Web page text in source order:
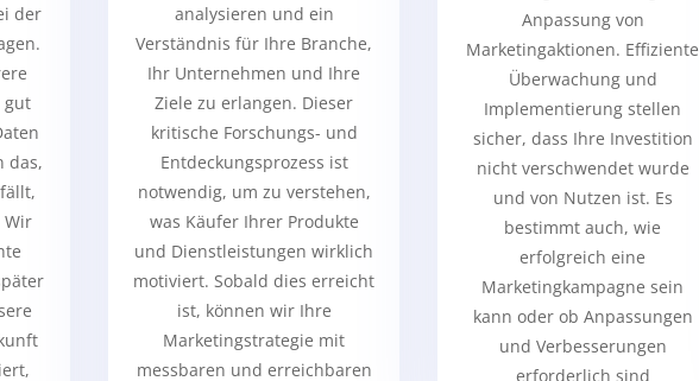
der
gut
das,
Wir
analysieren und ein
Verständnis für Ihre Branche,
Ihr Unternehmen und Ihre
Ziele zu erlangen. Dieser
kritische Forschungs- und
Entdeckungsprozess ist
notwendig, um zu verstehen,
was Käufer Ihrer Produkte
und Dienstleistungen wirklich
motiviert. Sobald dies erreicht
ist, können wir Ihre
Marketingstrategie mit
messbaren und erreichbaren
Anpassung von
Marketingaktionen. Effiziente
Überwachung und
Implementierung stellen
sicher, dass Ihre Investition
nicht verschwendet wurde
und von Nutzen ist. Es
bestimmt auch, wie
erfolgreich eine
Marketingkampagne sein
kann oder ob Anpassungen
und Verbesserungen
erforderlich sind